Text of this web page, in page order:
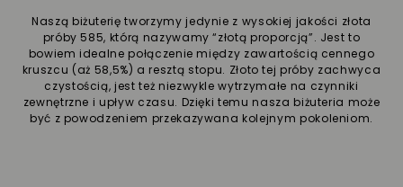
Naszą biżuterię tworzymy jedynie z wysokiej jakości złota
próby 585, którą nazywamy “złotą proporcją”. Jest to
bowiem idealne połączenie między zawartością cennego
kruszcu (aż 58,5%) a resztą stopu. Złoto tej próby zachwyca
czystością, jest też niezwykle wytrzymałe na czynniki
zewnętrzne i upływ czasu. Dzięki temu nasza biżuteria może
być z powodzeniem przekazywana kolejnym pokoleniom.